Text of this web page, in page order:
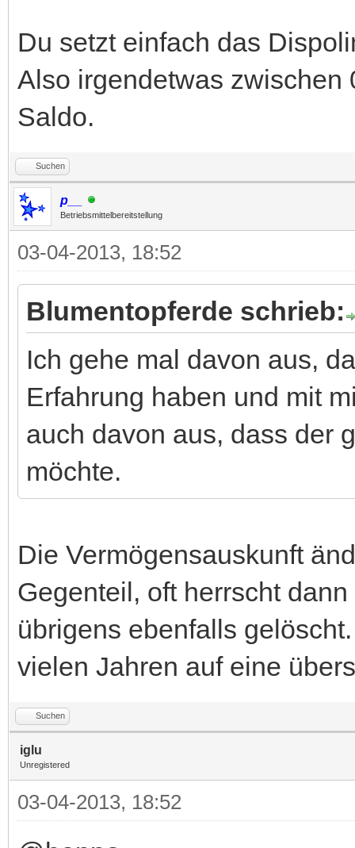
Du setzt einfach das
Also irgendetwas zwischen
Saldo.
Suchen
p__
Betriebsmittelbereitstellung
03-04-2013, 18:52
Blumentopferde schrieb:
Ich gehe mal davon aus,
Erfahrung haben und mit
auch davon aus, dass der
möchte.
Die Vermögensauskunft
Gegenteil, oft herrscht
übrigens ebenfalls
vielen Jahren auf eine
Suchen
iglu
Unregistered
03-04-2013, 18:52